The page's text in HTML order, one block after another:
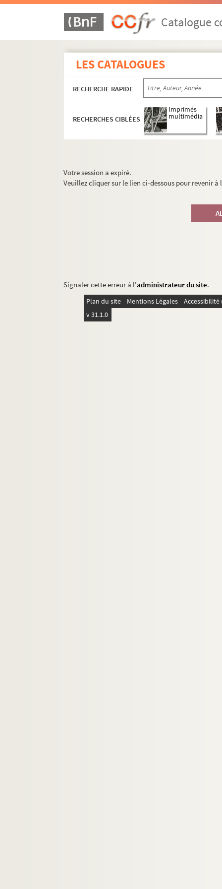
Catalogue
LES CATALOGUES
RECHERCHE RAPIDE
RECHERCHES CIBLÉES
Imprimés
multimédia
Votre session a expiré.
Veuillez cliquer sur le lien ci-dessous pour revenir
Signaler cette erreur à l'administrateur du site.
Plan du site Mentions Légales
v 31.1.0